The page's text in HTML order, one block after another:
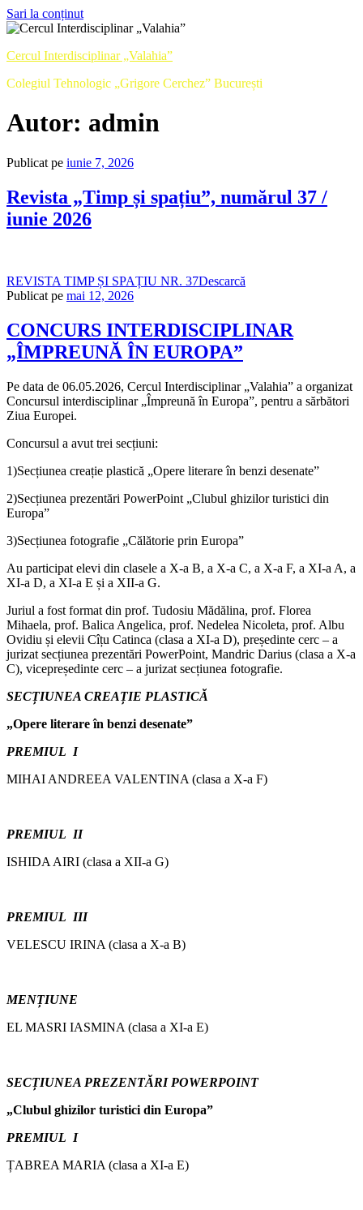
Sari la conținut
Cercul Interdisciplinar „Valahia”
Colegiul Tehnologic „Grigore Cerchez” București
Autor: admin
Publicat pe iunie 7, 2026
Revista „Timp și spațiu”, numărul 37 /
iunie 2026
REVISTA TIMP ȘI SPAȚIU NR. 37Descarcă
Publicat pe mai 12, 2026
CONCURS INTERDISCIPLINAR
„ÎMPREUNĂ ÎN EUROPA”
Pe data de 06.05.2026, Cercul Interdisciplinar „Valahia” a organizat
Concursul interdisciplinar „Împreună în Europa”, pentru a sărbători
Ziua Europei.
Concursul a avut trei secțiuni:
1)Secțiunea creație plastică „Opere literare în benzi desenate”
2)Secțiunea prezentări PowerPoint „Clubul ghizilor turistici din
Europa”
3)Secțiunea fotografie „Călătorie prin Europa”
Au participat elevi din clasele a X-a B, a X-a C, a X-a F, a XI-a A, a
XI-a D, a XI-a E și a XII-a G.
Juriul a fost format din prof. Tudosiu Mădălina, prof. Florea
Mihaela, prof. Balica Angelica, prof. Nedelea Nicoleta, prof. Albu
Ovidiu și elevii Cîțu Catinca (clasa a XI-a D), președinte cerc – a
jurizat secțiunea prezentări PowerPoint, Mandric Darius (clasa a X-a
C), vicepreședinte cerc – a jurizat secțiunea fotografie.
SECȚIUNEA CREAȚIE PLASTICĂ
„Opere literare în benzi desenate”
PREMIUL I
MIHAI ANDREEA VALENTINA (clasa a X-a F)
PREMIUL II
ISHIDA AIRI (clasa a XII-a G)
PREMIUL III
VELESCU IRINA (clasa a X-a B)
MENȚIUNE
EL MASRI IASMINA (clasa a XI-a E)
SECȚIUNEA PREZENTĂRI POWERPOINT
„Clubul ghizilor turistici din Europa”
PREMIUL I
ȚABREA MARIA (clasa a XI-a E)